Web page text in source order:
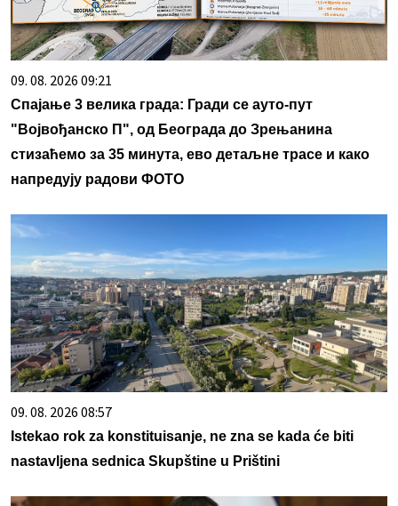
09. 08. 2026 09:21
Спајање 3 велика града: Гради се ауто-пут
"Војвођанско П", од Београда до Зрењанина
стизаћемо за 35 минута, ево детаљне трасе и како
напредују радови ФОТО
09. 08. 2026 08:57
Istekao rok za konstituisanje, ne zna se kada će biti
nastavljena sednica Skupštine u Prištini